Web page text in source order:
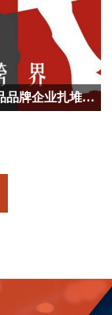
白酒、食品品牌企业扎堆切入精酿啤酒赛道